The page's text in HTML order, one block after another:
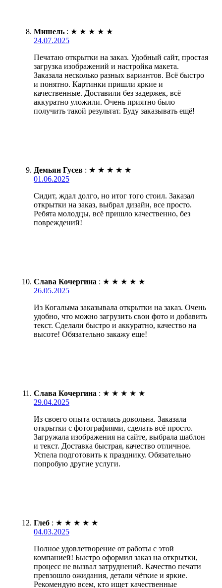
Мишель : ★ ★ ★ ★ ★
24.07.2025
Печатаю открытки на заказ. Удобный сайт, простая
загрузка изображений и настройка макета.
Заказала несколько разных вариантов. Всё быстро
и понятно. Картинки пришли яркие и
качественные. Доставили без задержек, всё
аккуратно уложили. Очень приятно было
получить такой результат. Буду заказывать ещё!
Демьян Гусев : ★ ★ ★ ★ ★
01.06.2025
Сидит, ждал долго, но итог того стоил. Заказал
открытки на заказ, выбрал дизайн, все просто.
Ребята молодцы, всё пришло качественно, без
повреждений!
Слава Кочергина : ★ ★ ★ ★ ★
26.05.2025
Из Когалыма заказывала открытки на заказ. Очень
удобно, что можно загрузить свои фото и добавить
текст. Сделали быстро и аккуратно, качество на
высоте! Обязательно закажу еще!
Слава Кочергина : ★ ★ ★ ★ ★
29.04.2025
Из своего опыта осталась довольна. Заказала
открытки с фотографиями, сделать всё просто.
Загружала изображения на сайте, выбрала шаблон
и текст. Доставка быстрая, качество отличное.
Успела подготовить к празднику. Обязательно
попробую другие услуги.
Глеб : ★ ★ ★ ★ ★
04.03.2025
Полное удовлетворение от работы с этой
компанией! Быстро оформил заказ на открытки,
процесс не вызвал затруднений. Качество печати
превзошло ожидания, детали чёткие и яркие.
Рекомендую всем, кто ищет качественные